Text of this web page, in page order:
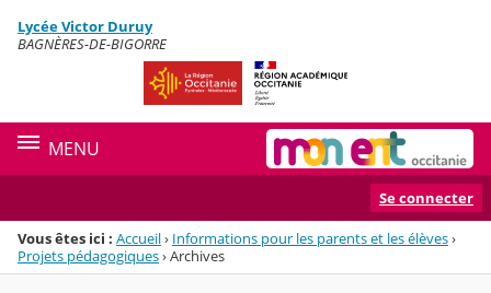
Menu de la rubrique
Contenu
Lycée Victor Duruy
BAGNÈRES-DE-BIGORRE
MENU
Se connecter
Vous êtes ici : Accueil› Informations pour les parents et les élèves›
Projets pédagogiques›Archives